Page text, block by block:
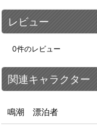
レビュー
0件のレビュー
関連キャラクター
鳴潮 漂泊者